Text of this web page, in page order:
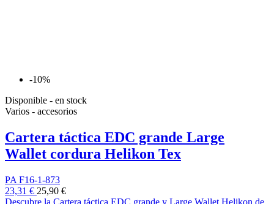
-10%
Disponible - en stock
Varios - accesorios
Cartera táctica EDC grande Large
Wallet cordura Helikon Tex
PA F16-1-873
23,31 € 25,90 €
Descubre la Cartera táctica EDC grande y Large Wallet Helikon de